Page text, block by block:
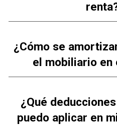
¿Cómo se
el mobiliario en
¿Qué
puedo aplicar en